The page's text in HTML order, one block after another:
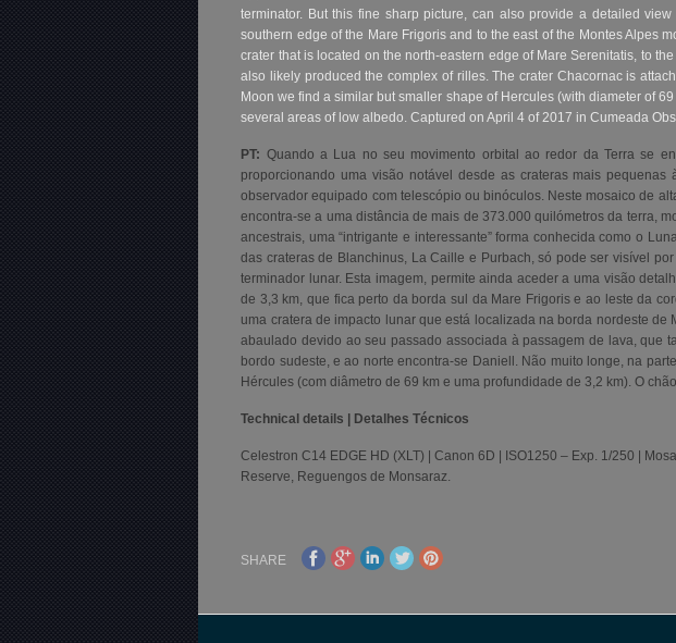
terminator. But this fine sharp picture, can also provide a detailed
southern edge of the Mare Frigoris and to the east of the Montes Alpes
crater that is located on the north-eastern edge of Mare Serenitatis, to
also likely produced the complex of rilles. The crater Chacornac is
Moon we find a similar but smaller shape of Hercules (with diameter of
several areas of low albedo. Captured on April 4 of 2017 in Cumeada
PT: Quando a Lua no seu movimento orbital ao redor da Terra se
proporcionando uma visão notável desde as crateras mais
observador equipado com telescópio ou binóculos. Neste mosaico de
encontra-se a uma distância de mais de 373.000 quilómetros da terra,
ancestrais, uma “intrigante e interessante” forma conhecida como o
das crateras de Blanchinus, La Caille e Purbach, só pode ser visível
terminador lunar. Esta imagem, permite ainda aceder a uma visão
de 3,3 km, que fica perto da borda sul da Mare Frigoris e ao leste da
uma cratera de impacto lunar que está localizada na borda nordeste de
abaulado devido ao seu passado associada à passagem de lava, que
bordo sudeste, e ao norte encontra-se Daniell. Não muito longe, na
Hércules (com diâmetro de 69 km e uma profundidade de 3,2 km). O
Technical details | Detalhes Técnicos
Celestron C14 EDGE HD (XLT) | Canon 6D | ISO1250 – Exp. 1/250 |
Reserve, Reguengos de Monsaraz.
SHARE